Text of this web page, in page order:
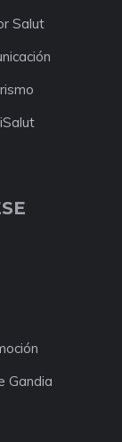
Salut
Gandia